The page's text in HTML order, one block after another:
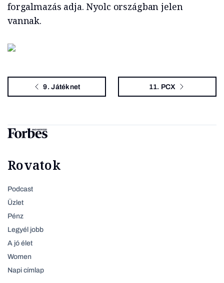
forgalmazás adja. Nyolc országban jelen
vannak.
9. Játéknet 11. PCX
Rovatok
Podcast
Üzlet
Pénz
Legyél jobb
A jó élet
Women
Napi címlap